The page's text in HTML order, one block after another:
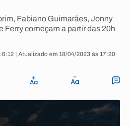
Fabiano Guimarães, Jonny
Ferry começam a partir das 20h
| Atualizado em 18/04/2023 às 17:20